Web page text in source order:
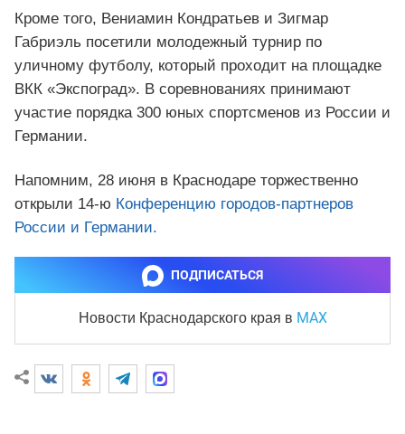
Кроме того, Вениамин Кондратьев и Зигмар
Габриэль посетили молодежный турнир по
уличному футболу, который проходит на площадке
ВКК «Экспоград». В соревнованиях принимают
участие порядка 300 юных спортсменов из России и
Германии.
Напомним, 28 июня в Краснодаре торжественно
открыли 14-ю Конференцию городов-партнеров
России и Германии.
ПОДПИСАТЬСЯ
Новости Краснодарского края в MAX